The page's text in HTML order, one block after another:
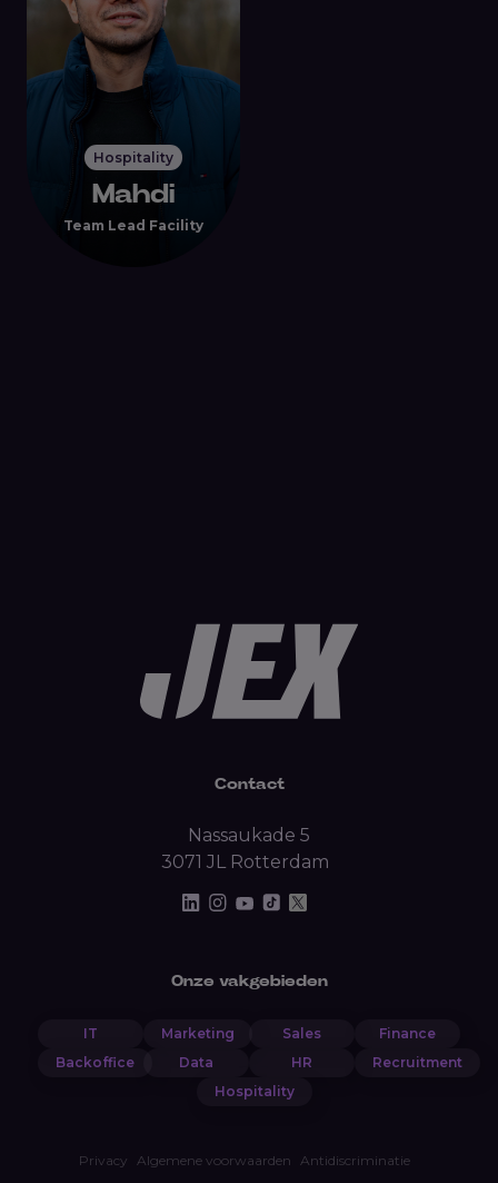
Hospitality
Mahdi
Team Lead Facility
Onze vakgebieden
IT Marketing Sales
Finance
Backoffice
Data HR
Recruitment
Hospitality
Privacy Algemene voorwaarden Antidiscriminatie
Contact
Nassaukade 5
3071 JL Rotterdam